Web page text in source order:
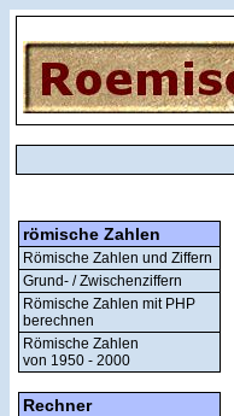
römische Zahlen
Römische Zahlen und Ziffern
Grund- / Zwischenziffern
Römische Zahlen mit PHP
berechnen
Römische Zahlen
von 1950 - 2000
Rechner